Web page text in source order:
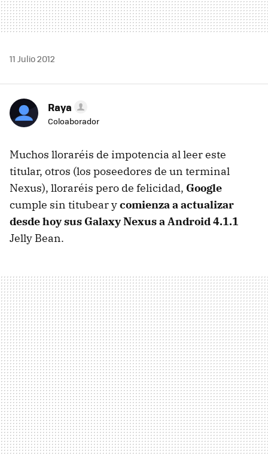
11 Julio 2012
Raya
Coloaborador
Muchos lloraréis de impotencia al leer este
titular, otros (los poseedores de un terminal
Nexus), lloraréis pero de felicidad, Google
cumple sin titubear ycomienza a actualizar
desde hoy sus Galaxy Nexus a Android 4.1.1
Jelly Bean.